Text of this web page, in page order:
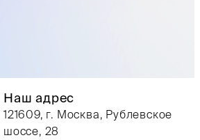
Наш адрес
121609, г. Москва, Рублевское
шоссе, 28